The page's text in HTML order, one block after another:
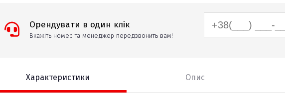
Орендувати в один клік
Вкажіть номер та менеджер передзвонить вам!
Характеристики Опис